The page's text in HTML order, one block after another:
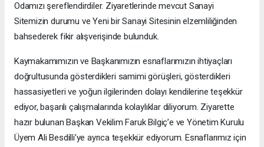
Odamızı şereflendirdiler. Ziyaretlerinde mevcut Sanayi
Sitemizin durumu ve Yeni bir Sanayi Sitesinin elzemliliğinden
bahsederek fikir alışverişinde bulunduk.
Kaymakamımızın ve Başkanımızın esnaflarımızın ihtiyaçları
doğrultusunda gösterdikleri samimi görüşleri, gösterdikleri
hassasiyetleri ve yoğun ilgilerinden dolayı kendilerine teşekkür
ediyor, başarılı çalışmalarında kolaylıklar diliyorum. Ziyarette
hazır bulunan Başkan Vekilim Faruk Bilgiç’e ve Yönetim Kurulu
Üyem Ali Besdilli’ye ayrıca teşekkür ediyorum. Esnaflarımız için